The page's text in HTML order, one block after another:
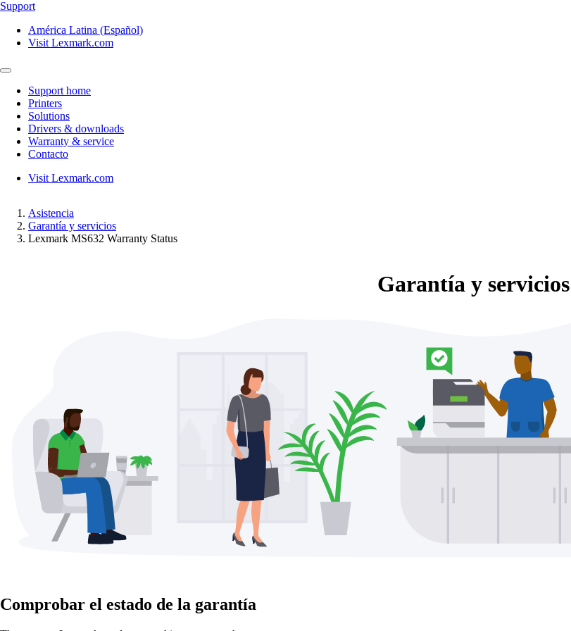
Support
América Latina (Español)
Visit Lexmark.com
Support home
Printers
Solutions
Drivers & downloads
Warranty & service
Contacto
Visit Lexmark.com
Asistencia
Garantía y servicios
Lexmark MS632 Warranty Status
Garantía y servicios
Comprobar el estado de la garantía